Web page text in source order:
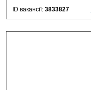
ID вакансії: 3833827